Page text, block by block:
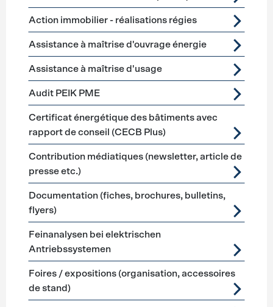
Action immobilier - réalisations régies
Assistance à maîtrise d'ouvrage énergie
Assistance à maîtrise d'usage
Audit PEIK PME
Certificat énergétique des bâtiments avec
rapport de conseil (CECB Plus)
Contribution médiatiques (newsletter, article de
presse etc.)
Documentation (fiches, brochures, bulletins,
flyers)
Feinanalysen bei elektrischen
Antriebssystemen
Foires / expositions (organisation, accessoires
de stand)